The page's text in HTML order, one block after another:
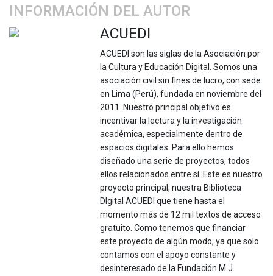
INFORMACIÓN DEL AUTOR
ACUEDI
ACUEDI son las siglas de la Asociación por
la Cultura y Educación Digital. Somos una
asociación civil sin fines de lucro, con sede
en Lima (Perú), fundada en noviembre del
2011. Nuestro principal objetivo es
incentivar la lectura y la investigación
académica, especialmente dentro de
espacios digitales. Para ello hemos
diseñado una serie de proyectos, todos
ellos relacionados entre sí. Este es nuestro
proyecto principal, nuestra Biblioteca
DIgital ACUEDI que tiene hasta el
momento más de 12 mil textos de acceso
gratuito. Como tenemos que financiar
este proyecto de algún modo, ya que solo
contamos con el apoyo constante y
desinteresado de la Fundación M.J.